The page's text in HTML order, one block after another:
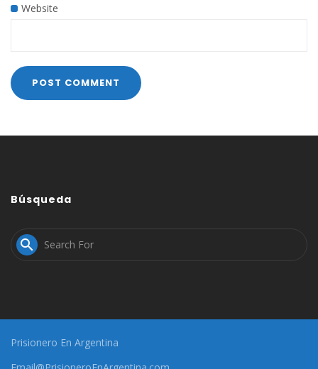
Website
Búsqueda

Prisionero En Argentina